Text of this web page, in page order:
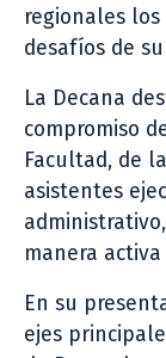
regionales
desafíos de
La Decana
compromiso
Facultad, de
asistentes
manera
En su
ejes